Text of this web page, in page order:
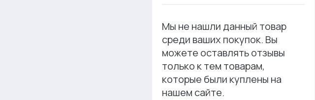
Мы не нашли данный товар
среди ваших покупок. Вы
можете оставлять отзывы
только к тем товарам,
которые были куплены на
нашем сайте.